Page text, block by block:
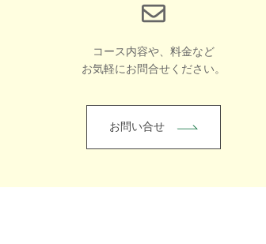
コース内容や、料金など
お気軽にお問合せください。
お問い合せ